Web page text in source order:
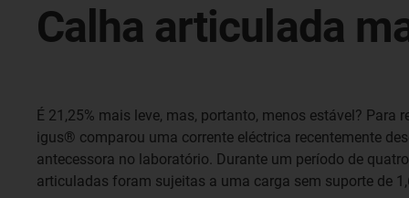
Calha articulada
É 21,25% mais leve, mas, portanto, menos estável? Para
igus® comparou uma corrente eléctrica recentemente
antecessora no laboratório. Durante um período de
articuladas foram sujeitas a uma carga sem suporte de